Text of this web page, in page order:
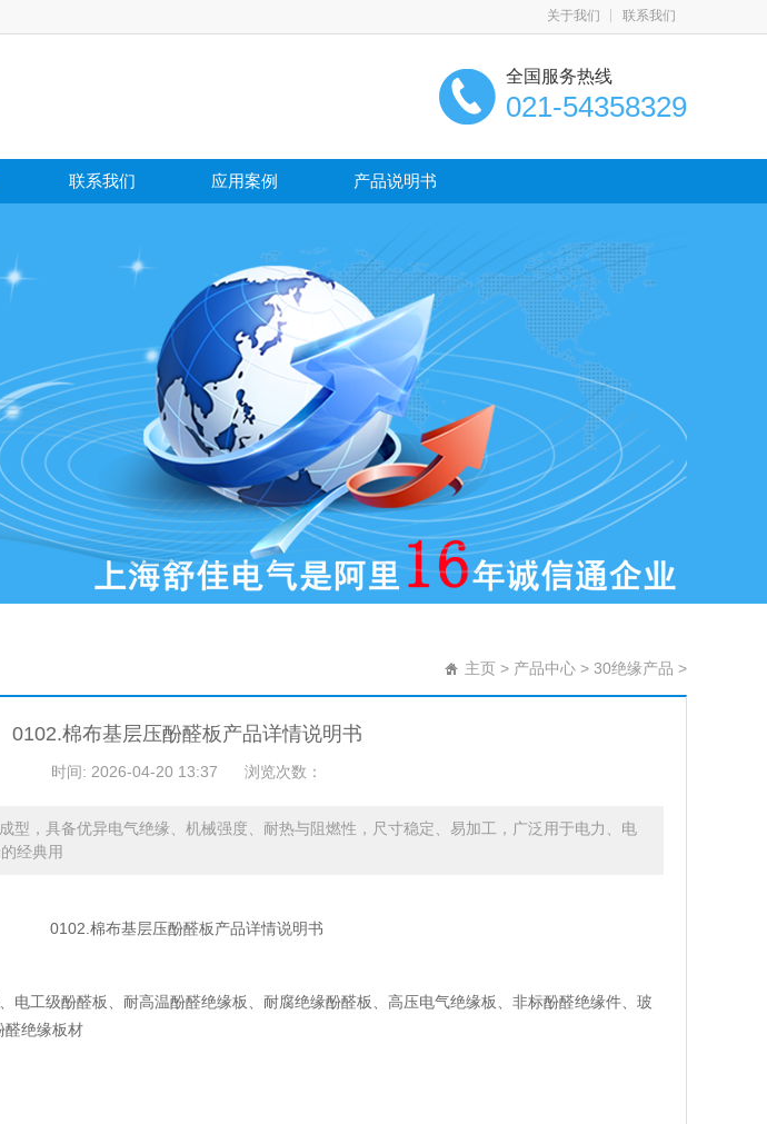
关于我们 联系我们
全国服务热线
021-54358329
联系我们 应用案例 产品说明书
主页 > 产品中心 > 30绝缘产品 >
0102.棉布基层压酚醛板产品详情说明书
时间: 2026-04-20 13:37 浏览次数：
型，具备优异电气绝缘、机械强度、耐热与阻燃性，尺寸稳定、易加工，广泛用于电力、电
经典用
0102.棉布基层压酚醛板产品详情说明书
电工级酚醛板、耐高温酚醛绝缘板、耐腐绝缘酚醛板、高压电气绝缘板、非标酚醛绝缘件、玻
醛绝缘板材